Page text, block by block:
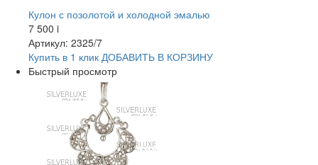
Кулон с позолотой и холодной эмалью
7 500 i
Артикул: 2325/7
Купить в 1 клик ДОБАВИТЬ В КОРЗИНУ
Быстрый просмотр